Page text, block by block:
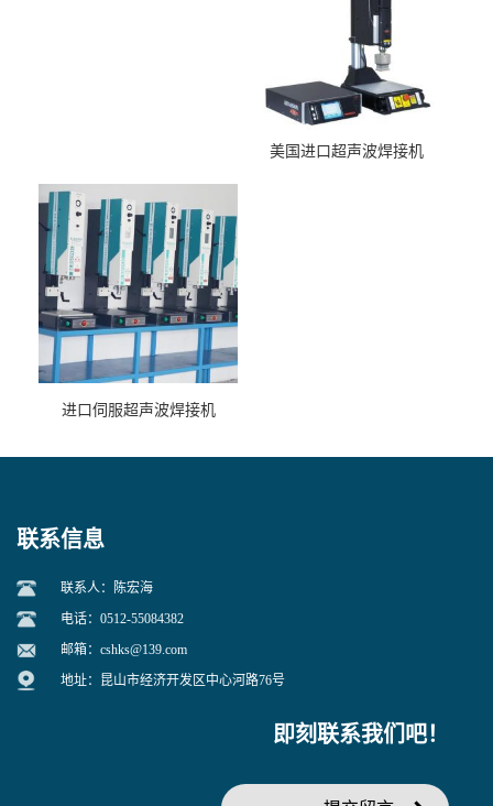
美国进口超声波焊接机
进口伺服超声波焊接机
联系信息
联系人：陈宏海
电话：0512-55084382
邮箱： cshks@139.com
地址：昆山市经济开发区中心河路76号
即刻联系我们吧！